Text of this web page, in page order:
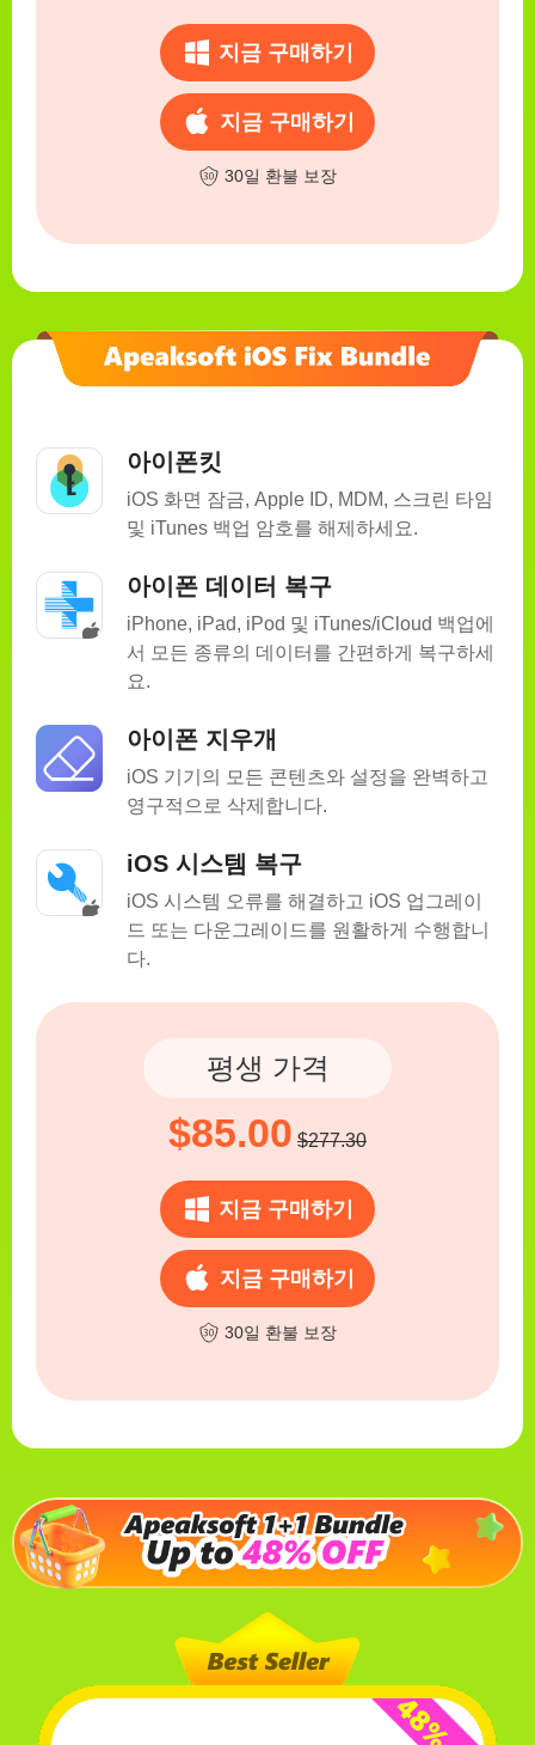
지금 구매하기
지금 구매하기
30일 환불 보장
평생 가격
$85.00 $277.30
지금 구매하기
지금 구매하기
30일 환불 보장
아이폰킷
iOS 화면 잠금, Apple ID, MDM, 스크린 타임
및 iTunes 백업 암호를 해제하세요.
아이폰 데이터 복구
iPhone, iPad, iPod 및 iTunes/iCloud 백업에
서 모든 종류의 데이터를 간편하게 복구하세
요.
아이폰 지우개
iOS 기기의 모든 콘텐츠와 설정을 완벽하고
영구적으로 삭제합니다.
iOS 시스템 복구
iOS 시스템 오류를 해결하고 iOS 업그레이
드 또는 다운그레이드를 원활하게 수행합니
다.